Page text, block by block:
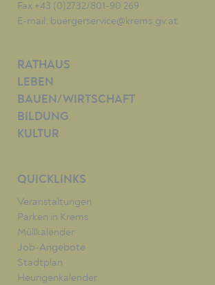
Fax +43 (0)2732/801-90 269
E-mail: buergerservice@krems.gv.at
RATHAUS
LEBEN
BAUEN/WIRTSCHAFT
BILDUNG
KULTUR
QUICKLINKS
Veranstaltungen
Parken in Krems
Müllkalender
Job-Angebote
Stadtplan
Heurigenkalender